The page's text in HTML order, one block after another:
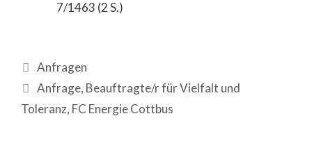
7/1463 (2 S.)
Anfragen
Anfrage, Beauftragte/r für Vielfalt und
Toleranz, FC Energie Cottbus